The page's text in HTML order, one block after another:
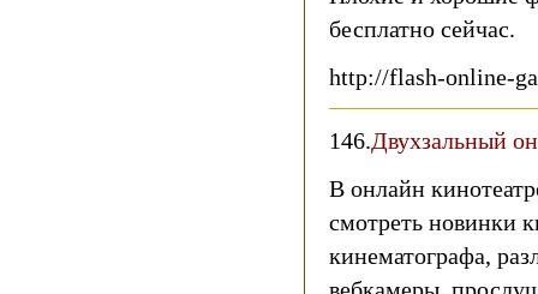
бесплатно сейчас.
http://flash-online-
146.Двухзальный
В онлайн
смотреть новинки
кинематографа,